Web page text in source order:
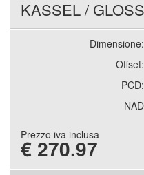
KASSEL/
Dimensione:
Offset:
PCD:
NAD
Prezzo iva inclusa
€ 270.97